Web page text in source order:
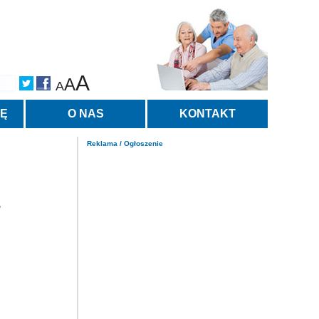
AAA
O NAS KONTAKT
Reklama / Ogłoszenie